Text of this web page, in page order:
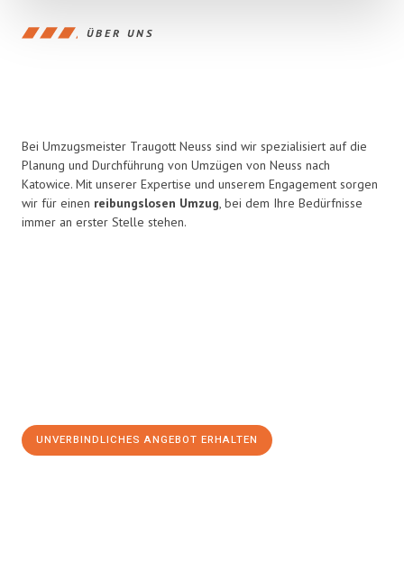
ÜBER UNS
Bei Umzugsmeister Traugott Neuss sind wir spezialisiert auf die
Planung und Durchführung von Umzügen von Neuss nach
Katowice. Mit unserer Expertise und unserem Engagement sorgen
wir für einen reibungslosen Umzug, bei dem Ihre Bedürfnisse
immer an erster Stelle stehen.
UNVERBINDLICHES ANGEBOT ERHALTEN